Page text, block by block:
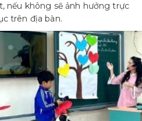
nếu không sẽ ảnh hưởng trực
trên địa bàn.